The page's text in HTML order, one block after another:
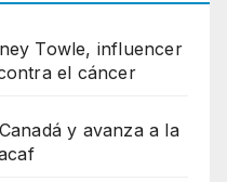
Towle, influencer
el cáncer
y avanza a la